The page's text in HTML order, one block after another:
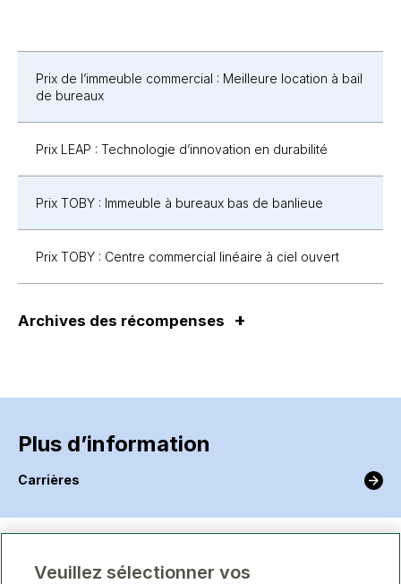
Prix de l’immeuble commercial : Meilleure location à bail
de bureaux
Prix LEAP : Technologie d’innovation en durabilité
Prix TOBY : Immeuble à bureaux bas de banlieue
Prix TOBY : Centre commercial linéaire à ciel ouvert
Archives des récompenses
Plus d’information
Carrières
Veuillez sélectionner vos